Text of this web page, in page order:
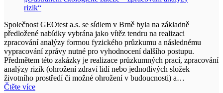
Společnost GEOtest a.s. se sídlem v Brně byla na základně
předložené nabídky vybrána jako vítěz tendru na realizaci
zpracování analýzy formou fyzického průzkumu a následnému
vypracování zprávy nutné pro vyhodnocení dalšího postupu.
Předmětem této zakázky je realizace průzkumných prací, zpracování
analýzy rizik (ohrožení zdraví lidí nebo jednotlivých složek
životního prostředí či možné ohrožení v budoucnosti) a…
Čtěte více